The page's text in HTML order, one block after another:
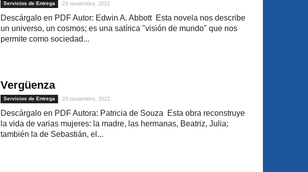
Servicios de Entrega 29 noviembre, 2022
Descárgalo en PDF Autor: Edwin A. Abbott Esta novela nos describe
un universo, un cosmos; es una satírica "visión de mundo" que nos
permite como sociedad...
Vergüenza
Servicios de Entrega 29 noviembre, 2022
Descárgalo en PDF Autora: Patricia de Souza Esta obra reconstruye
la vida de varias mujeres: la madre, las hermanas, Beatriz, Julia;
también la de Sebastián, el...